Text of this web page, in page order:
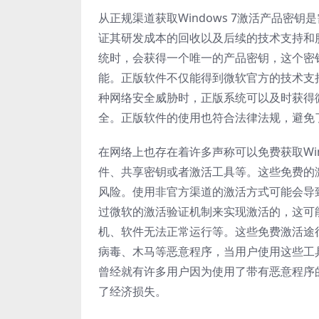
从正规渠道获取Windows 7激活产品密钥
证其研发成本的回收以及后续的技术支持
统时，会获得一个唯一的产品密钥，这个
能。正版软件不仅能得到微软官方的技术
种网络安全威胁时，正版系统可以及时获
全。正版软件的使用也符合法律法规，避
在网络上也存在着许多声称可以免费获取
件、共享密钥或者激活工具等。这些免费
风险。使用非官方渠道的激活方式可能会
过微软的激活验证机制来实现激活的，这
机、软件无法正常运行等。这些免费激活
病毒、木马等恶意程序，当用户使用这些
曾经就有许多用户因为使用了带有恶意程
了经济损失。